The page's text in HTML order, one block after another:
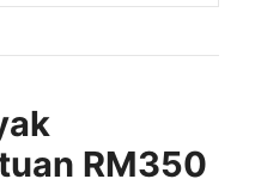
RM350